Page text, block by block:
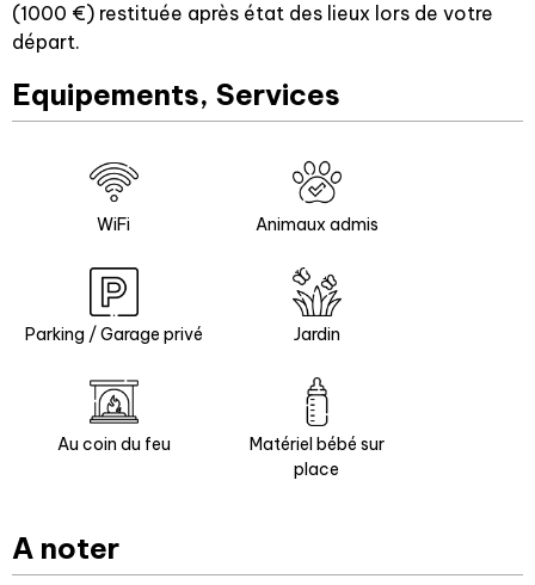
(1000 €) restituée après état des lieux lors de votre
départ.
Equipements, Services
WiFi Animaux admis
Parking / Garage privé Jardin
Au coin du feu
Matériel bébé sur
place
A noter